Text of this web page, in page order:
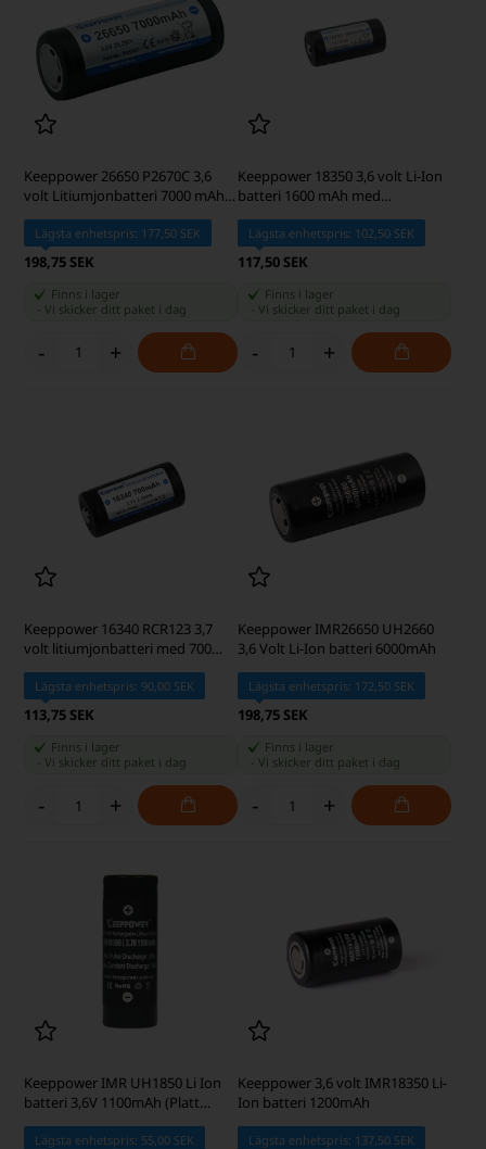
Keeppower 26650 P2670C 3,6
volt Litiumjonbatteri 7000 mAh
Lägsta enhetspris: 177,50 SEK
198,75 SEK
Finns i lager
-Vi skicker ditt paket i dag
- +
Keeppower 18350 3,6 volt Li-Ion
batteri 1600 mAh med
Lägsta enhetspris: 102,50 SEK
117,50 SEK
Finns i lager
Vi skicker ditt paket i dag
- +
Keeppower 16340 RCR123 3,7
volt litiumjonbatteri med 700
mAh skyddskrets
Lägsta enhetspris: 90,00 SEK
113,75 SEK
Finns i lager
-Vi skicker ditt paket i dag
- +
Keeppower IMR26650 UH2660
3,6 Volt Li-Ion batteri 6000mAh
Lägsta enhetspris: 172,50 SEK
198,75 SEK
Finns i lager
Vi skicker ditt paket i dag
- +
Keeppower IMR UH1850 Li Ion
batteri 3,6V 1100mAh (Platt
topp)
Lägsta enhetspris: 55,00 SEK
Keeppower 3,6 volt IMR18350 Li-
Ion batteri 1200mAh
Lägsta enhetspris: 137,50 SEK